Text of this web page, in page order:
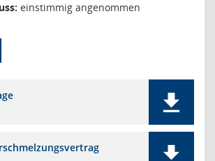
einstimmig angenommen